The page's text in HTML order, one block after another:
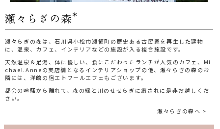
瀬々らぎの森は、石川県小松市瀬領町の歴史ある古民家を再生した建物
に、温泉、カフェ、インテリアなどの施設が入る複合施設です。
天然温泉＆足湯、体に優しい、食にこだわったランチが人気のカフェ、Mi
chael.Anneの実店舗となるインテリアショップの他、瀬々らぎの森のお
隣には、洋館の宿エトワールエフェもございます。
都会の喧騒から離れて、森の緑と川のせせらぎに癒されに是非お越しくだ
さい。
瀬々らぎの森へ >